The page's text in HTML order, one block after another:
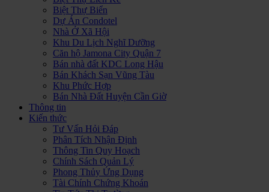
Biệt Thự Biển
Dự Án Condotel
Nhà Ở Xã Hội
Khu Du Lịch Nghĩ Dưỡng
Căn hộ Jamona City Quận 7
Bán nhà đất KDC Long Hậu
Bán Khách Sạn Vũng Tàu
Khu Phức Hợp
Bán Nhà Đất Huyện Cần Giờ
Thông tin
Kiến thức
Tư Vấn Hỏi Đáp
Phân Tích Nhận Định
Thông Tin Quy Hoạch
Chính Sách Quản Lý
Phong Thủy Ứng Dụng
Tài Chính Chứng Khoán